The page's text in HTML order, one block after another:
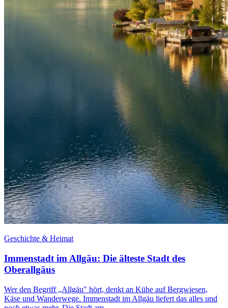
Geschichte & Heimat
Immenstadt im Allgäu: Die älteste Stadt des
Oberallgäus
Wer den Begriff „Allgäu" hört, denkt an Kühe auf Bergwiesen,
Käse und Wanderwege. Immenstadt im Allgäu liefert das alles und